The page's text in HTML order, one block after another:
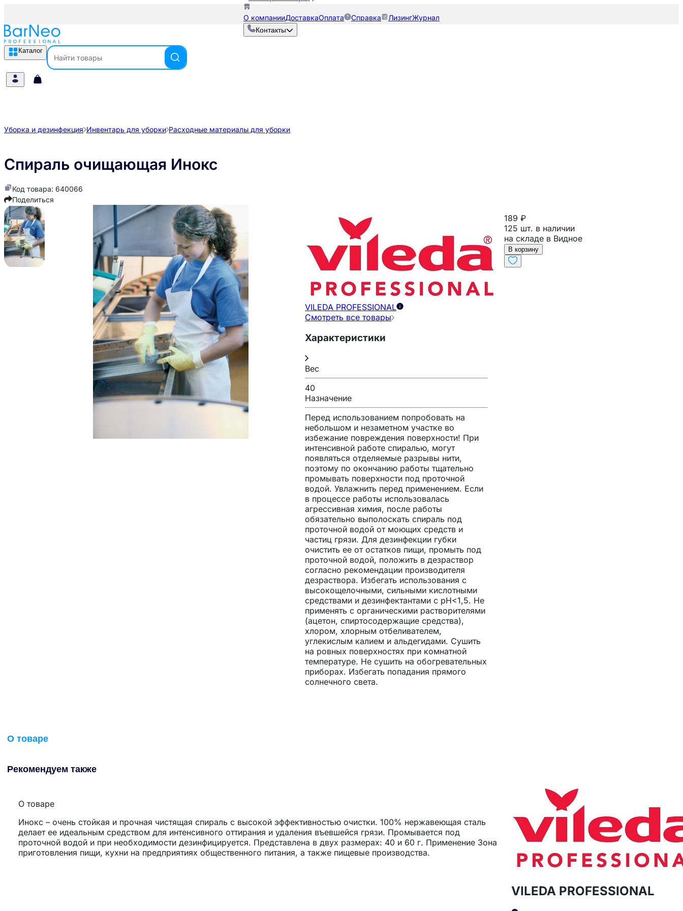
О компанииДоставкаОплата Справка ЛизингЖурнал
Контакты
Каталог
Уборка и дезинфекция Инвентарь для уборки Расходные материалы для уборки
Спираль очищающая Инокс
Код товара: 640066
Поделиться
VILEDA PROFESSIONAL
Смотреть все товары
Характеристики
Вес
40
Назначение
Перед использованием попробовать на
небольшом и незаметном участке во
избежание повреждения поверхности! При
интенсивной работе спиралью, могут
появляться отделяемые разрывы нити,
поэтому по окончанию работы тщательно
промывать поверхности под проточной
водой. Увлажнить перед применением. Если
в процессе работы использовалась
агрессивная химия, после работы
обязательно выполоскать спираль под
проточной водой от моющих средств и
частиц грязи. Для дезинфекции губки
очистить ее от остатков пищи, промыть под
проточной водой, положить в дезраствор
согласно рекомендации производителя
дезраствора. Избегать использования с
высокощелочными, сильными кислотными
средствами и дезинфектантами с pH<1,5. Не
применять с органическими растворителями
(ацетон, спиртосодержащие средства),
хлором, хлорным отбеливателем,
углекислым калием и альдегидами. Сушить
на ровных поверхностях при комнатной
температуре. Не сушить на обогревательных
приборах. Избегать попадания прямого
солнечного света.
189 ₽
125 шт. в наличии
на складе в Видное
В корзину
О товаре
Рекомендуем также
О товаре
Инокс – очень стойкая и прочная чистящая спираль с высокой эффективностью очистки. 100% нержавеющая сталь
делает ее идеальным средством для интенсивного оттирания и удаления въевшейся грязи. Промывается под
проточной водой и при необходимости дезинфицируется. Представлена в двух размерах: 40 и 60 г. Применение Зона
приготовления пищи, кухни на предприятиях общественного питания, а также пищевые производства.
VILEDA PROFESSIONAL